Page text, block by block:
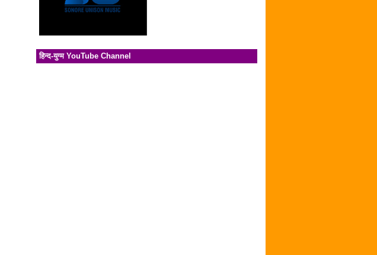
हिन्द-युग्म YouTube Channel